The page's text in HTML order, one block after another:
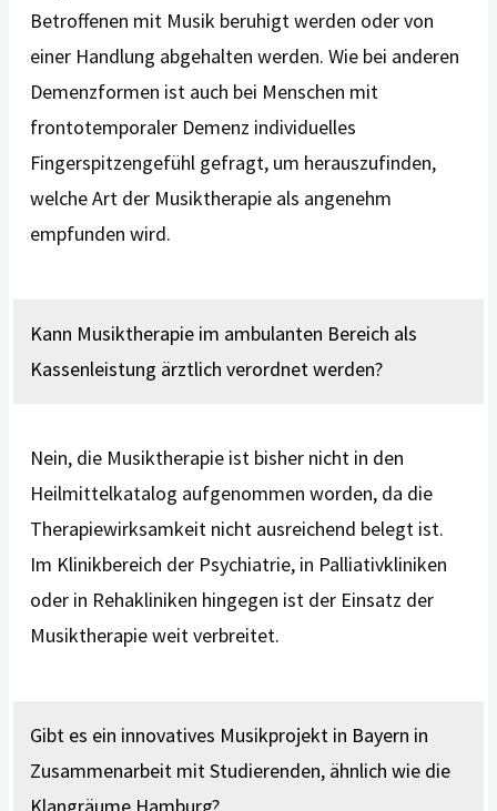
Betroffenen mit Musik beruhigt werden oder von
einer Handlung abgehalten werden. Wie bei anderen
Demenzformen ist auch bei Menschen mit
frontotemporaler Demenz individuelles
Fingerspitzengefühl gefragt, um herauszufinden,
welche Art der Musiktherapie als angenehm
empfunden wird.
Kann Musiktherapie im ambulanten Bereich als
Kassenleistung ärztlich verordnet werden?
Nein, die Musiktherapie ist bisher nicht in den
Heilmittelkatalog aufgenommen worden, da die
Therapiewirksamkeit nicht ausreichend belegt ist.
Im Klinikbereich der Psychiatrie, in Palliativkliniken
oder in Rehakliniken hingegen ist der Einsatz der
Musiktherapie weit verbreitet.
Gibt es ein innovatives Musikprojekt in Bayern in
Zusammenarbeit mit Studierenden, ähnlich wie die